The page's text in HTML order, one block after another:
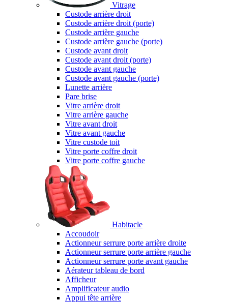
Vitrage
Custode arrière droit
Custode arrière droit (porte)
Custode arrière gauche
Custode arrière gauche (porte)
Custode avant droit
Custode avant droit (porte)
Custode avant gauche
Custode avant gauche (porte)
Lunette arrière
Pare brise
Vitre arrière droit
Vitre arrière gauche
Vitre avant droit
Vitre avant gauche
Vitre custode toit
Vitre porte coffre droit
Vitre porte coffre gauche
Habitacle
Accoudoir
Actionneur serrure porte arrière droite
Actionneur serrure porte arrière gauche
Actionneur serrure porte avant gauche
Aérateur tableau de bord
Afficheur
Amplificateur audio
Appui tête arrière